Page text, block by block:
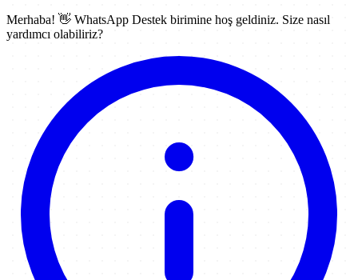
Merhaba! 👋 WhatsApp Destek birimine hoş geldiniz. Size nasıl
yardımcı olabiliriz?